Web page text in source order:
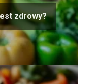
zdrowy?